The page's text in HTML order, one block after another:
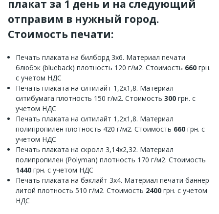
плакат за 1 день и на следующий
отправим в нужный город.
Стоимость печати:
Печать плаката на билборд 3х6. Материал печати
блюбэк (blueback) плотность 120 г/м2. Стоимость 660 грн.
с учетом НДС
Печать плаката на ситилайт 1,2х1,8. Материал
ситибумага плотность 150 г/м2. Стоимость 300 грн. с
учетом НДС
Печать плаката на ситилайт 1,2х1,8. Материал
полипропилен плотность 420 г/м2. Стоимость 660 грн. с
учетом НДС
Печать плаката на скролл 3,14х2,32. Материал
полипропилен (Polyman) плотность 170 г/м2. Стоимость
1440 грн. с учетом НДС
Печать плаката на бэклайт 3х4. Материал печати баннер
литой плотность 510 г/м2. Стоимость 2400 грн. с учетом
НДС